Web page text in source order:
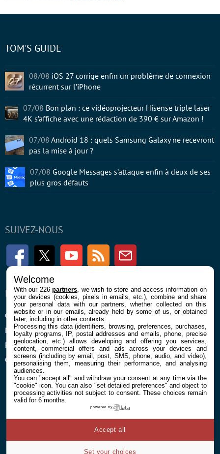
SUIVEZ-NOUS
FacebookTwitter Youtube RSS Newsletter
ENTREPRISE
Confidentialité et Cookies
Mentions légales et CGU
Préférences Cookies
Qui sommes nous
À PROPOS
Contact
TOM'S GUIDE
08/08 iOS 27 corrige enfin un problème de connexion
récurrent sur l’iPhone
07/08 Bon plan : ce vidéoprojecteur Hisense triple laser
4K s’affiche avec une rédaction de 390 € sur Amazon !
07/08 Android 18 : quels Samsung Galaxy ne recevront
pas la mise à jour ?
07/08 Google Messages s’attaque enfin à deux de ses
plus gros défauts
Welcome
With our 226partners , we wish to store and access information on
your devices (cookies, pixels in emails, etc.), combine and share
your personal data with our partners, whether collected on this
website or in our emails, already held by some of us, or obtained
later, including in other contexts.
Processing this data (identifiers, browsing, preferences, purchases,
loyalty programs, IP, postal addresses and emails, phone, precise
geolocation, etc.) allows developing and offering you services,
content, commercial offers and ads across your devices and
screens (including by email, post, SMS, phone, audio, and video),
personalising them, measuring their performance, and analysing
audiences.
You can "accept all" and withdraw your consent at any time via the
"cookie" icon. You can also "set detailed preferences" and object to
processing activities not subject to consent. These choices remain
valid for 6 months.
powered by
Set your choices
Accept all